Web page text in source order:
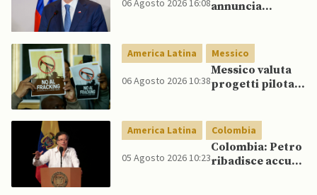
06 Agosto 2026 16:08annuncia
per rafforzare la
sicurezza
America Latina Messico
06 Agosto 2026 10:38
Messico valuta
progetti pilota
produzione di
gas, affermano
fonti
America Latina Colombia
05 Agosto 2026 10:23
Colombia: Petro
ribadisce accuse